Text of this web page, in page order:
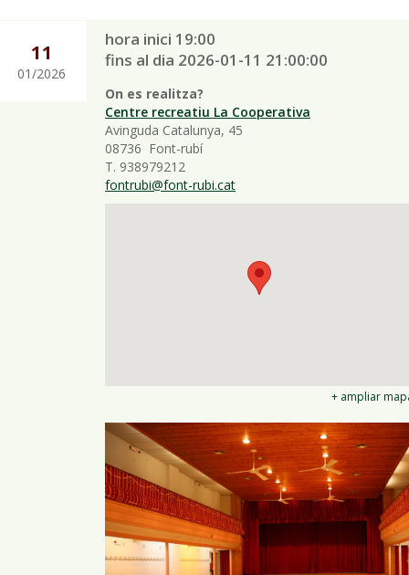
11
01/2026
hora inici 19:00
fins al dia 2026-01-11 21:00:00
On es realitza?
Centre recreatiu La Cooperativa
Avinguda Catalunya, 45
08736 Font-rubí
T. 938979212
fontrubi@font-rubi.cat
+ ampliar